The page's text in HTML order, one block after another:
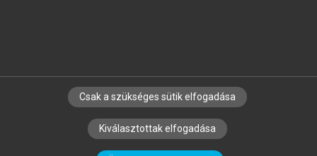
SZERZŐKNEK CÉGEKNEK KÖNYVTÁROSOKNAK
SZERKESZTÉSI ÉS LEKTORÁLÁSI ALAPELVEK
Csak a szükséges sütik elfogadása
Kiválasztottak elfogadása